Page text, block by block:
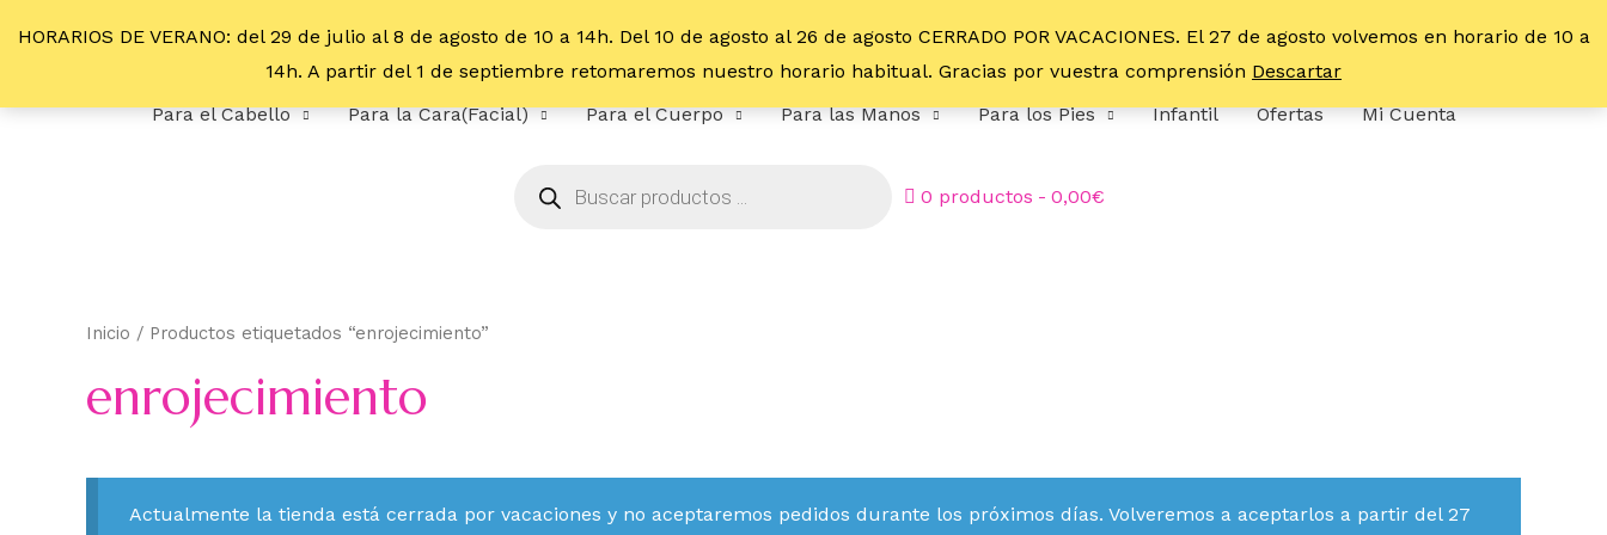
HORARIOS DE VERANO: del 29 de julio al 8 de agosto de 10 a 14h. Del 10 de agosto al 26 de agosto CERRADO POR VACACIONES. El 27 de agosto volvemos en horario de 10 a
14h. A partir del 1 de septiembre retomaremos nuestro horario habitual. Gracias por vuestra comprensión Descartar
Para el Cabello
Para la Cara(Facial) Para el Cuerpo Para las Manos Para los Pies Infantil Ofertas Mi Cuenta
0 productos 0,00€
Inicio / Productos etiquetados “enrojecimiento”
enrojecimiento
Actualmente la tienda está cerrada por vacaciones y no aceptaremos pedidos durante los próximos días. Volveremos a aceptarlos a partir del 27